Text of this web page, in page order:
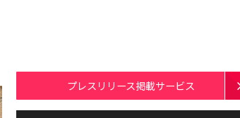
プレスリリース掲載サービス